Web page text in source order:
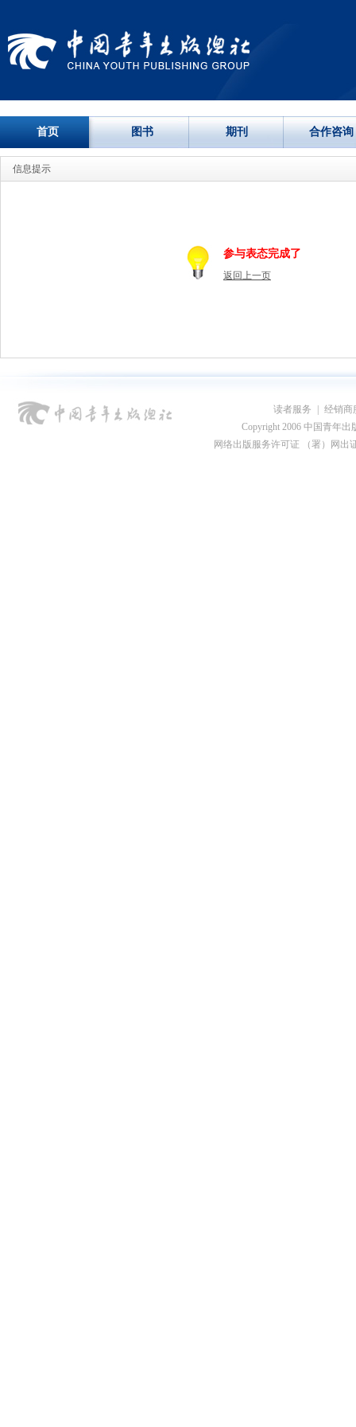
首页 图书 期刊 合作咨询
信息提示
参与表态完成了
返回上一页
读者服务
经销商
Copyright 2006 中国青年出
网络出版服务许可证 （署）网出